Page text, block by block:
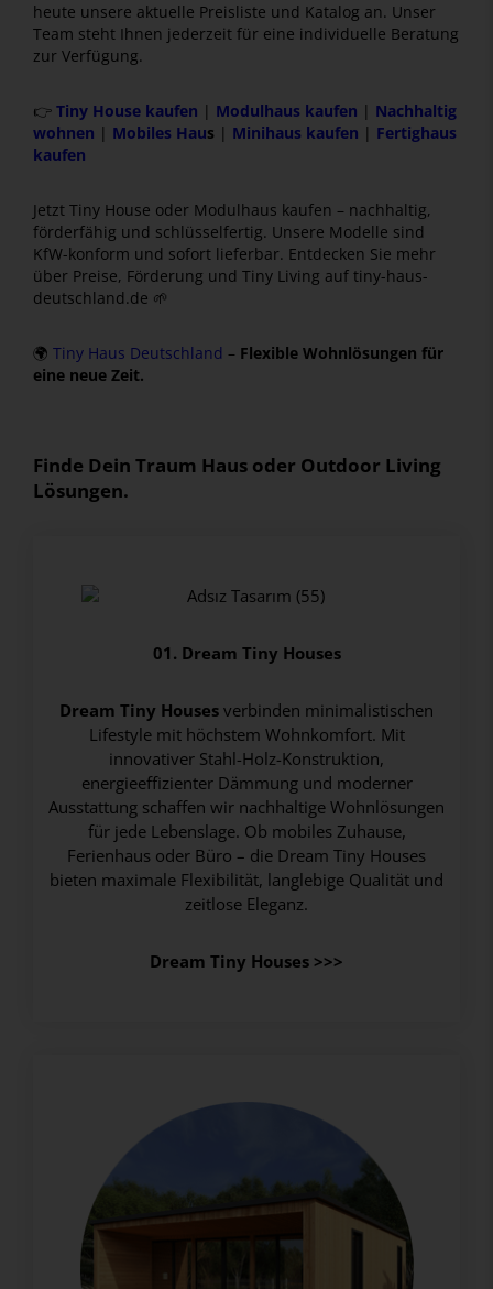
heute unsere aktuelle Preisliste und Katalog an. Unser
Team steht Ihnen jederzeit für eine individuelle Beratung
zur Verfügung.
👉 Tiny House kaufen | Modulhaus kaufen | Nachhaltig
wohnen | Mobiles Haus | Minihaus kaufen | Fertighaus
kaufen
Jetzt Tiny House oder Modulhaus kaufen – nachhaltig,
förderfähig und schlüsselfertig. Unsere Modelle sind
KfW-konform und sofort lieferbar. Entdecken Sie mehr
über Preise, Förderung und Tiny Living auf tiny-haus-
deutschland.de 🌱
🌍 Tiny Haus Deutschland – Flexible Wohnlösungen für
eine neue Zeit.
Finde Dein Traum Haus oder Outdoor Living
Lösungen.
01. Dream Tiny Houses
Dream Tiny Housesverbinden minimalistischen
Lifestyle mit höchstem Wohnkomfort. Mit
innovativer Stahl-Holz-Konstruktion,
energieeffizienter Dämmung und moderner
Ausstattung schaffen wir nachhaltige Wohnlösungen
für jede Lebenslage. Ob mobiles Zuhause,
Ferienhaus oder Büro – die Dream Tiny Houses
bieten maximale Flexibilität, langlebige Qualität und
zeitlose Eleganz.
Dream Tiny Houses >>>